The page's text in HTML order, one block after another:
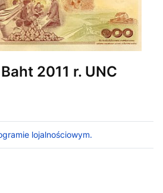
2011 r. UNC
lojalnościowym.